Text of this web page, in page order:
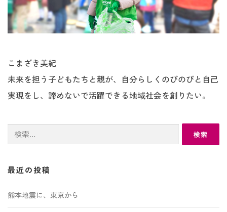
こまざき美紀
未来を担う子どもたちと親が、自分らしくのびのびと自己
実現をし、諦めないで活躍できる地域社会を創りたい。
検
最近の投稿
熊本地震に、東京から